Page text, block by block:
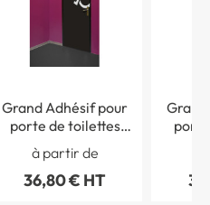
Grand Adhésif pour
porte de toilettes
handicapés - Coupé à
Droite - Gamme Trend
- H 600 x L 444 mm
à partir de
36,80 € HT
Trend